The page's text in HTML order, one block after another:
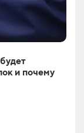
и почему